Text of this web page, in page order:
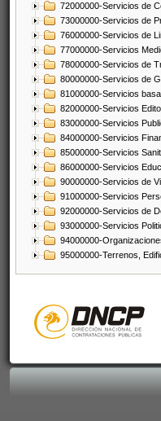
72000000-Servicios de
73000000-Servicios de
76000000-Servicios de
77000000-Servicios
78000000-Servicios de
80000000-Servicios de
81000000-Servicios
82000000-Servicios
83000000-Servicios
84000000-Servicios
85000000-Servicios
86000000-Servicios
90000000-Servicios de
91000000-Servicios
92000000-Servicios de
93000000-Servicios
94000000-
95000000-Terrenos,